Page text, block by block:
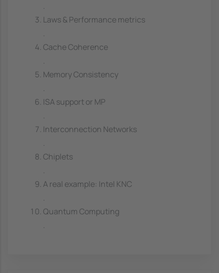
.
Laws & Performance metrics
.
Cache Coherence
.
Memory Consistency
.
ISA support or MP
.
Interconnection Networks
.
Chiplets
.
A real example: Intel KNC
.
Quantum Computing
.